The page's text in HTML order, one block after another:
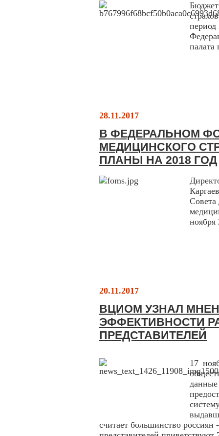
Бюджет
период
палата
28.11.2017
В ФЕДЕРАЛЬНОМ
МЕДИЦИНСКОГО
ПЛАНЫ НА 2018 ГОД
Совета
ноября
20.11.2017
ВЦИОМ УЗНАЛ
ЭФФЕКТИВНОСТИ
ПРЕДСТАВИТЕЛЕЙ
17
считает большинство